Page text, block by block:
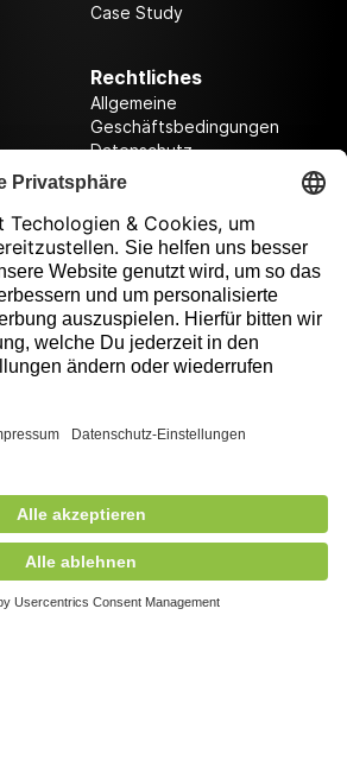
Nicht auf Lager
Case Study
Rechtliches
Allgemeine
Geschäftsbedingungen
Datenschutz
Datenschutzeinstellungen
Reise!